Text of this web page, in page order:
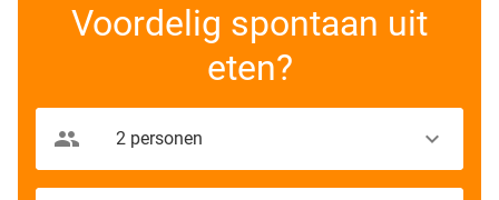
Voordelig spontaan uit
eten?